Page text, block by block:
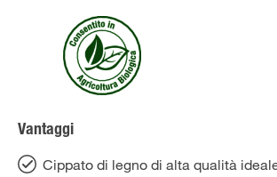
Vantaggi
Cippato di legno di alta qualità